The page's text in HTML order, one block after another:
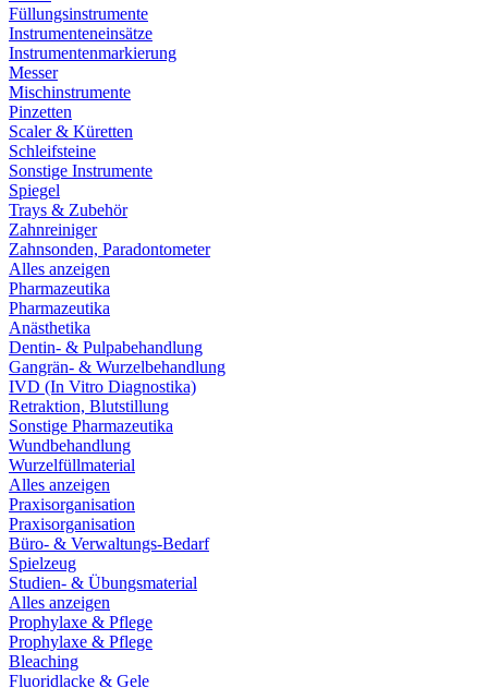
Füllungsinstrumente
Instrumenteneinsätze
Instrumentenmarkierung
Messer
Mischinstrumente
Pinzetten
Scaler & Küretten
Schleifsteine
Sonstige Instrumente
Spiegel
Trays & Zubehör
Zahnreiniger
Zahnsonden, Paradontometer
Alles anzeigen
Pharmazeutika
Pharmazeutika
Anästhetika
Dentin- & Pulpabehandlung
Gangrän- & Wurzelbehandlung
IVD (In Vitro Diagnostika)
Retraktion, Blutstillung
Sonstige Pharmazeutika
Wundbehandlung
Wurzelfüllmaterial
Alles anzeigen
Praxisorganisation
Praxisorganisation
Büro- & Verwaltungs-Bedarf
Spielzeug
Studien- & Übungsmaterial
Alles anzeigen
Prophylaxe & Pflege
Prophylaxe & Pflege
Bleaching
Fluoridlacke & Gele